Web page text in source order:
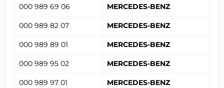
000 989 69 06 MERCEDES-BENZ
000 989 82 07 MERCEDES-BENZ
000 989 89 01 MERCEDES-BENZ
000 989 95 02 MERCEDES-BENZ
000 989 97 01 MERCEDES-BENZ